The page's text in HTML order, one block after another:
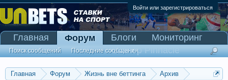
Войти или зарегистрироваться
Главная Форум Жизнь вне беттинга
Архив
Главная Форум
Поиск сообщений Последние сообщения
Блоги
Мониторинг
Сканер Pinnacle